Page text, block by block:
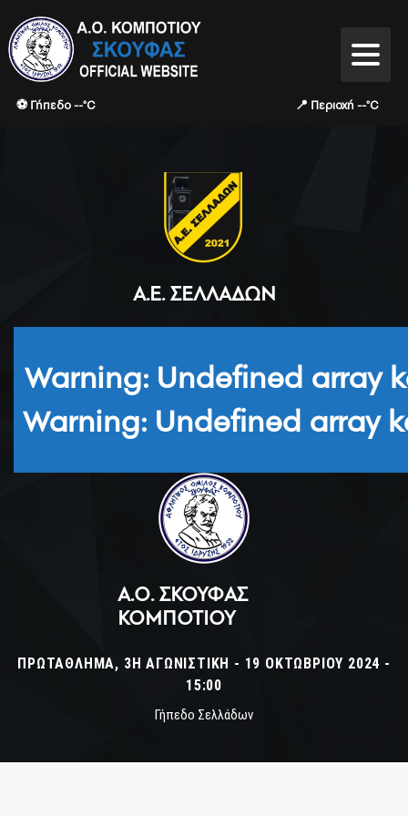
⚽ Γήπεδο --°C 📍 Περιοχή --°C
Α.Ε. ΣΕΛΛΆΔΩΝ
Warning: Undefined array
Warning: Undefined array
Α.Ο. ΣΚΟΥΦΆΣ
ΚΟΜΠΟΤΊΟΥ
ΠΡΩΤΆΘΛΗΜΑ, 3Η ΑΓΩΝΙΣΤΙΚΉ - 19 ΟΚΤΩΒΡΊΟΥ 2024 -
15:00
Γήπεδο Σελλάδων